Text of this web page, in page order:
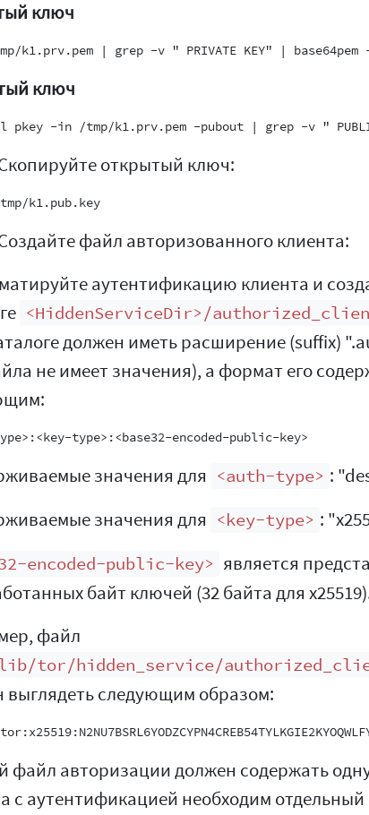
ключ
ключ
открытый ключ:
$ cat /tmp/k1.pub.key
файл авторизованного клиента:
аутентификацию клиента и
<HiddenServiceDir>/
должен иметь расширение (suffix)
не имеет значения), а формат его
значения для <auth-type> :
значения для
<key-type> :
encoded-public-key> является
байт ключей (32 байта для
файл
tor/hidden_service/
выглядеть следующим образом:
файл авторизации должен содержать
с аутентификацией необходим